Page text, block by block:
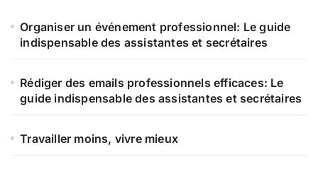
e Organiser un événement professionnel: Le guide
indispensable des assistantes et secrétaires
Rédiger des emails professionnels efficaces: Le
guide indispensable des assistantes et secrétaires
Travailler moins, vivre mieux